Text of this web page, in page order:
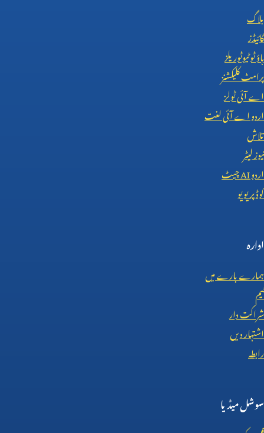
بلاگ
گائیڈز
ہاؤ ٹو ٹیوٹوریلز
پرامٹ کلیکشنز
اے آئی ٹولز
اردو اے آئی لغت
تلاش
نیوز لیٹر
اردوAIچیٹ
کوڈ پریویو
ادارہ
ہمارے بارے میں
ٹیم
شراکت دار
اشتہار دیں
رابطہ
سوشل میڈیا